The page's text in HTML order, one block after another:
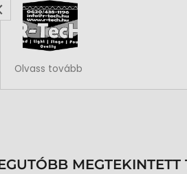
Rendben volt a rendelésem
Olvass tovább
MEGTEKINTETT